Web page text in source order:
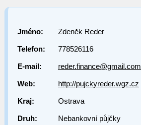
Jméno: Zdeněk Reder
Telefon: 778526116
E-mail: reder.finance@gmail.com
Web: http://pujckyreder.wgz.cz
Kraj: Ostrava
Druh: Nebankovní půjčky